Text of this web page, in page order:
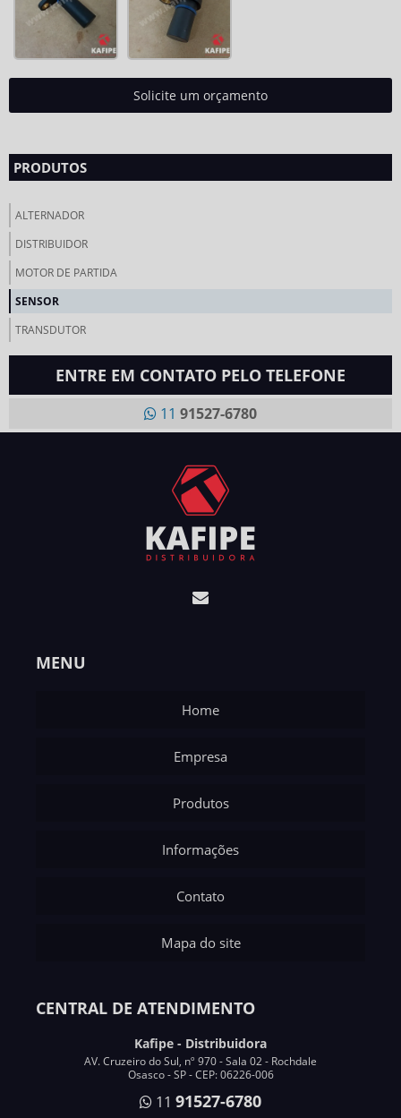
Solicite um orçamento
PRODUTOS
ALTERNADOR
DISTRIBUIDOR
MOTOR DE PARTIDA
SENSOR
TRANSDUTOR
ENTRE EM CONTATO PELO TELEFONE
11 91527-6780
MENU
Home
Empresa
Produtos
Informações
Contato
Mapa do site
CENTRAL DE ATENDIMENTO
Kafipe - Distribuidora
AV. Cruzeiro do Sul, nº 970 - Sala 02 - Rochdale
Osasco - SP - CEP: 06226-006
11 91527-6780